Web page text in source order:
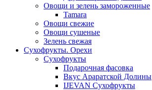
Овощи и зелень замороженные
Tamara
Овощи свежие
Овощи сушеные
Зелень свежая
Сухофрукты. Орехи
Сухофрукты
Подарочная фасовка
Вкус Араратской Долины
IJEVAN Сухофрукты